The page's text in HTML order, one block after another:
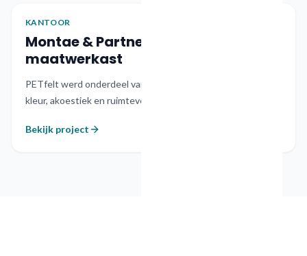
KANTOOR
KANTOOR
Montae & Partners Rijswijk
maatwerkast
PETfelt werd onderdeel van een stalen maatwerkast die
kleur, akoestiek en ruimteverdeling combineert.
Bekijk project